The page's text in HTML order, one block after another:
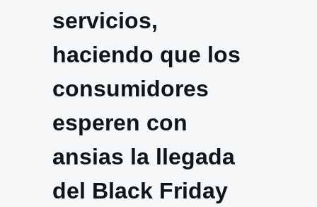
servicios,
haciendo que los
consumidores
esperen con
ansias la llegada
del Black Friday